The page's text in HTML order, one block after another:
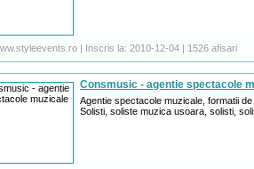
| Inscris la: 2010-12-04 | 1526 afisari
Consmusic - agentie spectacole
Agentie spectacole muzicale, formatii
Solisti, soliste muzica usoara, solisti,